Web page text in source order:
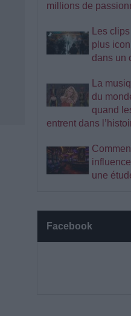
millions de
Les
plus
dans un
La
du
quand
entrent dans
une
Facebook